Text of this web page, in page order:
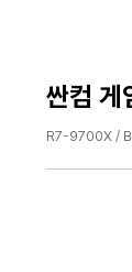
싼컴
R7-9700X /